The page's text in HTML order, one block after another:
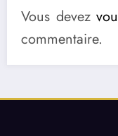
Vous devez
commentaire.